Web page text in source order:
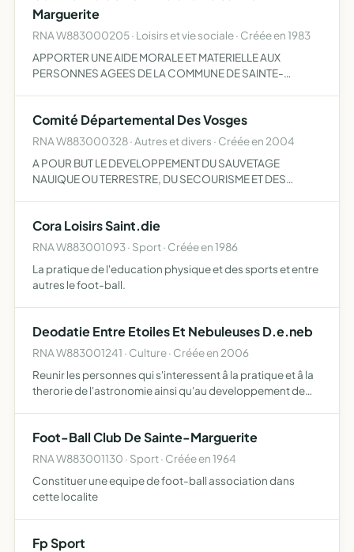
Marguerite
RNA W883000205 · Loisirs et vie sociale · Créée en 1983
APPORTER UNE AIDE MORALE ET MATERIELLE AUX
PERSONNES AGEES DE LA COMMUNE DE SAINTE-
Comité Départemental Des Vosges
RNA W883000328 · Autres et divers · Créée en 2004
A POUR BUT LE DEVELOPPEMENT DU SAUVETAGE
NAUIQUE OU TERRESTRE, DU SECOURISME ET DES
ASSOCIATIONS DE PREPARER Â LA CONDUITE DES
EMBARCATI…
Cora Loisirs Saint.die
RNA W883001093 · Sport · Créée en 1986
La pratique de l'education physique et des sports et entre
autres le foot-ball.
Deodatie Entre Etoiles Et Nebuleuses D.e.neb
RNA W883001241 · Culture · Créée en 2006
Reunir les personnes qui s'interessent â la pratique et â la
therorie de l'astronomie ainsi qu'au developpement de
Foot-Ball Club De Sainte-Marguerite
RNA W883001130 · Sport · Créée en 1964
Constituer une equipe de foot-ball association dans
cette localite
Fp Sport